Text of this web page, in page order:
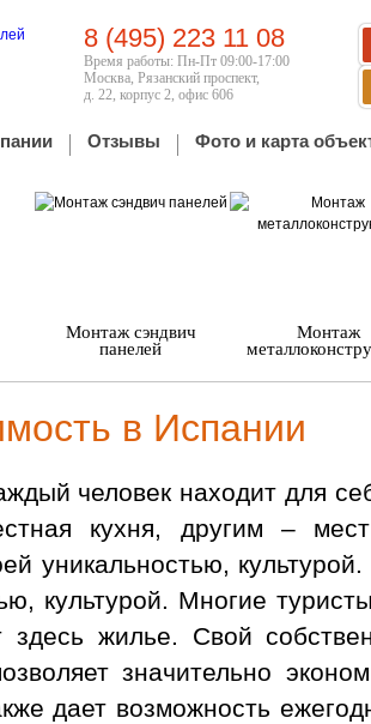
8 (495) 223 11 08
Время работы: Пн-Пт 09:00-17:00
Москва, Рязанский проспект,
д. 22, корпус 2, офис 606
Отзывы Фото и карта
Монтаж сэндвич
панелей
Монтаж
в Испании
человек находит для
кухня, другим –
уникальностью,
культурой. Многие
здесь жилье. Свой
значительно
дает возможность